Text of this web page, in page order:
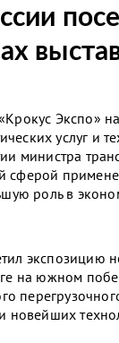
Экспо»
услуг и
министра
роль в
экспозицию
на южном
новейших